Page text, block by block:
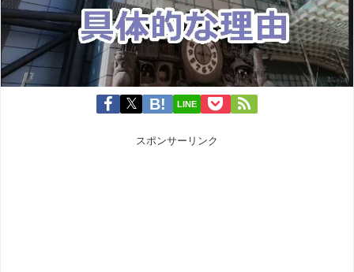
LINE
スポンサーリンク